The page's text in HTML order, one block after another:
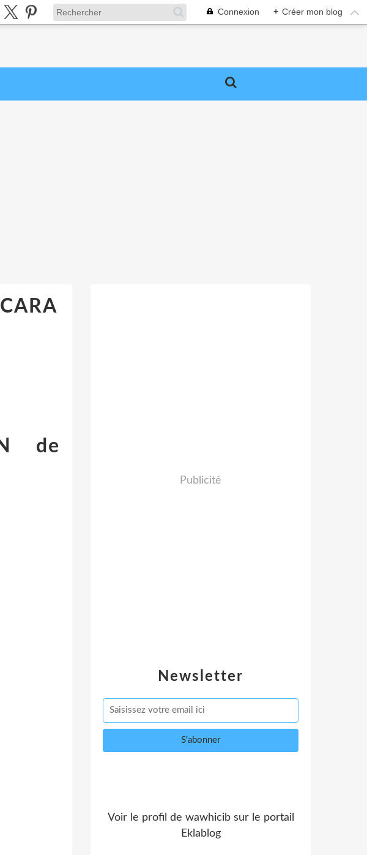
Connexion + Créer mon blog
de
Newsletter
Publicité
Voir le profil de wawhicibsur le portail
Eklablog